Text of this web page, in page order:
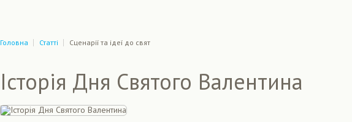
Головна Статті Сценарiї та iдеї до свят
Історія Дня Святого Валентина